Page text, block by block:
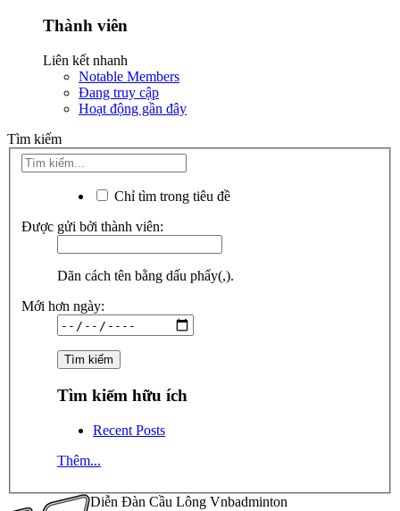
Thành viên
Liên kết nhanh
Notable Members
Đang truy cập
Hoạt động gần đây
Tìm kiếm
Chỉ tìm trong tiêu đề
Được gửi bởi thành viên:
Dãn cách tên bằng dấu phẩy(,).
Mới hơn ngày:
Tìm kiếm hữu ích
Recent Posts
Thêm...
Diễn Đàn Cầu Lông Vnbadminton